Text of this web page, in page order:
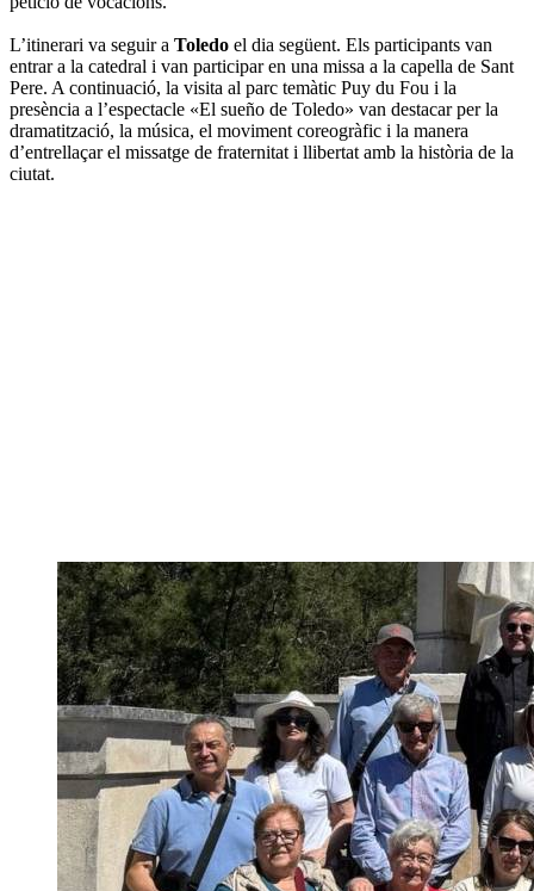
L’itinerari va seguir a Toledo el dia següent. Els participants van
entrar a la catedral i van participar en una missa a la capella de Sant
Pere. A continuació, la visita al parc temàtic Puy du Fou i la
presència a l’espectacle «El sueño de Toledo» van destacar per la
dramatització, la música, el moviment coreogràfic i la manera
d’entrellaçar el missatge de fraternitat i llibertat amb la història de la
ciutat.